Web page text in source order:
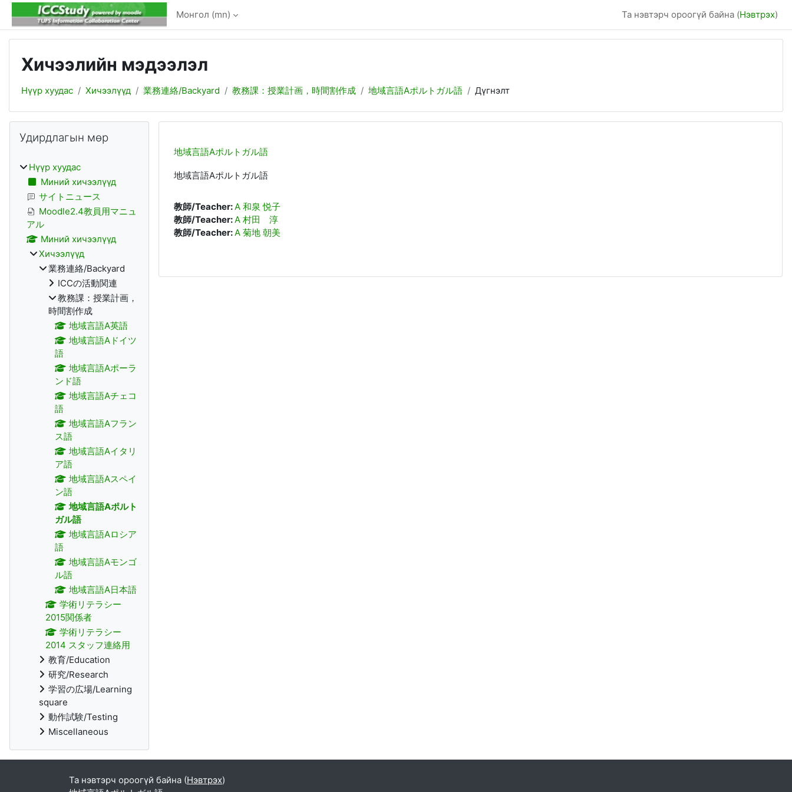
Үндсэн агуулга руу шилжих
Монгол ‎(mn)‎ Та нэвтэрч ороогүй байна (Нэвтрэх)
Хичээлийн мэдээлэл
Нүүр хуудас Хичээлүүд 業務連絡/Backyard 教務課：授業計画，時間割作成 地域言語Aポルトガル語 Дүгнэлт
地域言語Aポルトガル語
地域言語Aポルトガル語
教師/Teacher:A 和泉 悦子
教師/Teacher:A 村田 淳
教師/Teacher:A 菊地 朝美
Блокууд
Удирдлагын мөр
Нүүр хуудас
Миний хичээлүүд
サイトニュース
Moodle2.4教員用マニュ
アル
Миний хичээлүүд
Хичээлүүд
業務連絡/Backyard
ICCの活動関連
教務課：授業計画，
時間割作成
地域言語A英語
地域言語Aドイツ
語
地域言語Aポーラ
ンド語
地域言語Aチェコ
語
地域言語Aフラン
ス語
地域言語Aイタリ
ア語
地域言語Aスペイ
ン語
地域言語Aポルト
ガル語
地域言語Aロシア
語
地域言語Aモンゴ
ル語
地域言語A日本語
学術リテラシー
2015関係者
学術リテラシー
2014 スタッフ連絡用
教育/Education
研究/Research
学習の広場/Learning
square
動作試験/Testing
Miscellaneous
Та нэвтэрч ороогүй байна (Нэвтрэх)